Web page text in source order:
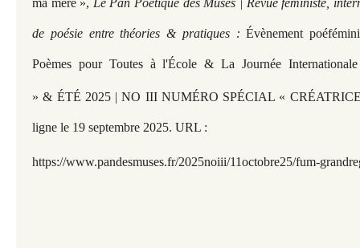
de poésie entre théories & pratiques :Évènement
Poèmes pour Toutes à l'École & La Journée
» & ÉTÉ 2025 | NO III NUMÉRO SPÉCIAL «
ligne le 19 septembre 2025. URL :
https://www.pandesmuses.fr/2025noiii/11octobre25/fum-